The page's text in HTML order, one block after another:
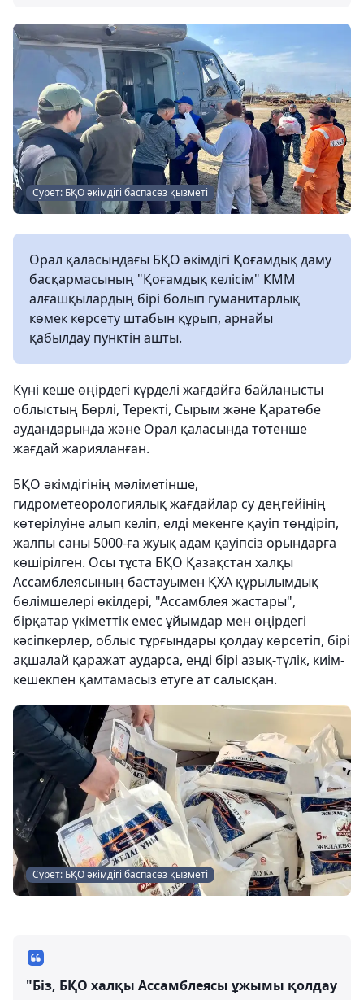
Сурет: БҚО әкімдігі баспасөз қызметі
Орал қаласындағы БҚО әкімдігі Қоғамдық даму
басқармасының "Қоғамдық келісім" КММ
алғашқылардың бірі болып гуманитарлық
көмек көрсету штабын құрып, арнайы
қабылдау пунктін ашты.
Күні кеше өңірдегі күрделі жағдайға байланысты
облыстың Бөрлі, Теректі, Сырым және Қаратөбе
аудандарында және Орал қаласында төтенше
жағдай жарияланған.
БҚО әкімдігінің мәліметінше,
гидрометеорологиялық жағдайлар су деңгейінің
көтерілуіне алып келіп, елді мекенге қауіп төндіріп,
жалпы саны 5000-ға жуық адам қауіпсіз орындарға
көшірілген. Осы тұста БҚО Қазақстан халқы
Ассамблеясының бастауымен ҚХА құрылымдық
бөлімшелері өкілдері, "Ассамблея жастары",
бірқатар үкіметтік емес ұйымдар мен өңірдегі
кәсіпкерлер, облыс тұрғындары қолдау көрсетіп, бірі
ақшалай қаражат аударса, енді бірі азық-түлік, киім-
кешекпен қамтамасыз етуге ат салысқан.
Сурет: БҚО әкімдігі баспасөз қызметі
"Біз, БҚО халқы Ассамблеясы ұжымы қолдау